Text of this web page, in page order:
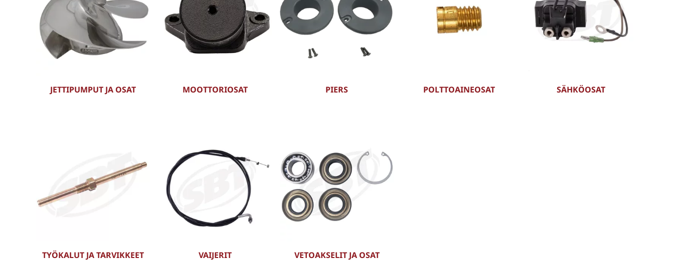
JETTIPUMPUT JA OSAT MOOTTORIOSAT PIERS POLTTOAINEOSAT SÄHKÖOSAT
TYÖKALUT JA TARVIKKEET VAIJERIT VETOAKSELIT JA OSAT